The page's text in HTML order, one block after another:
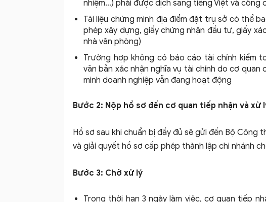
nhiệm…) phải được dịch sang tiếng Việt và công
Tài liệu chứng minh địa điểm đặt trụ sở có thể
phép xây dựng, giấy chứng nhận đầu tư, giấy
nhà văn phòng)
Trường hợp không có báo cáo tài chính kiểm
văn bản xác nhận nghĩa vụ tài chính do cơ
minh doanh nghiệp vẫn đang hoạt động
Bước 2: Nộp hồ sơ đến cơ quan tiếp nhận và xử
Hồ sơ sau khi chuẩn bị đầy đủ sẽ gửi đến Bộ
và giải quyết hồ sơ cấp phép thành lập chi nhánh
Bước 3: Chờ xử lý
Trong thời hạn 3 ngày làm việc, cơ quan tiếp